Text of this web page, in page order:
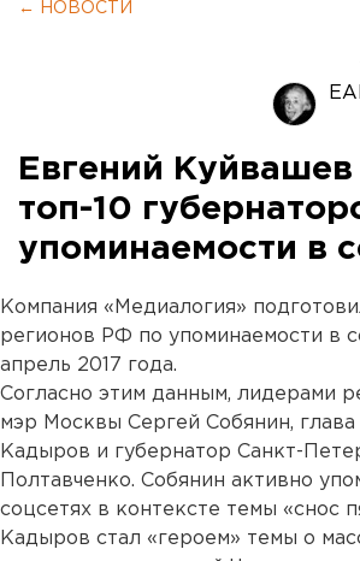
← НОВОСТИ
Евгений
топ-10
упоминаемости в
Компания «Медиалогия»
регионов РФ по упоминаемости в
апрель 2017 года.
Согласно этим данным, лидерами
мэр Москвы Сергей Собянин, глава
Кадыров и губернатор Санкт-
Полтавченко. Собянин активно
соцсетях в контексте темы «снос
Кадыров стал «героем» темы о